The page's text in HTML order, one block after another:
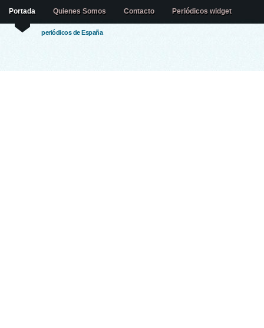
periódicos de España
Portada Quienes Somos Contacto Periódicos widget